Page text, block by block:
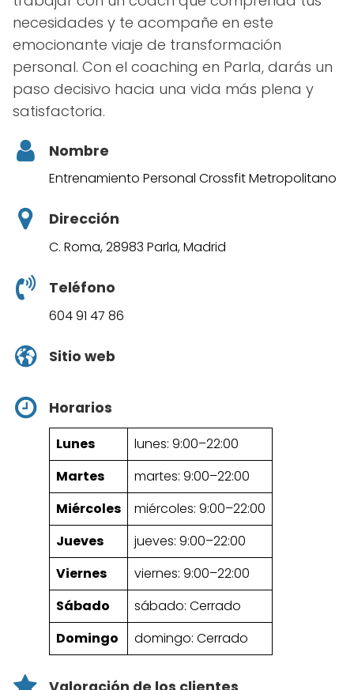
necesidades y te acompañe en este
emocionante viaje de transformación
personal. Con el coaching en Parla, darás un
paso decisivo hacia una vida más plena y
satisfactoria.
Nombre
Entrenamiento Personal Crossfit Metropolitano
Dirección
C. Roma, 28983 Parla, Madrid
Teléfono
604 91 47 86
Sitio web
Horarios
Lunes
lunes: 9:00–22:00
Martes
martes: 9:00–22:00
Miércoles
miércoles: 9:00–22:00
Jueves
jueves: 9:00–22:00
Viernes
viernes: 9:00–22:00
Sábado
sábado: Cerrado
Domingo
domingo: Cerrado